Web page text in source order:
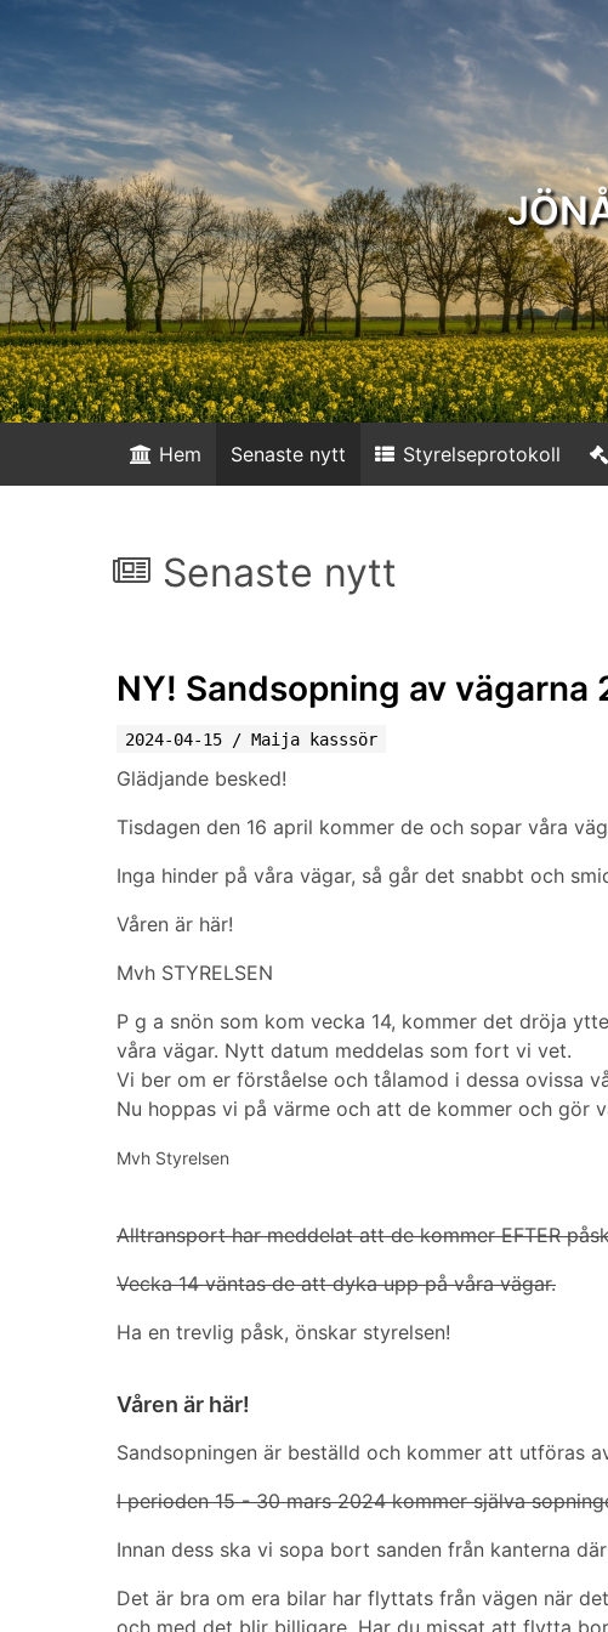
Hem Senaste nytt Styrelseprotokoll
Senaste nytt
NY! Sandsopning av vägarna
2024-04-15 / Maija kasssör
Glädjande besked!
Tisdagen den 16 april kommer de och sopar våra
Inga hinder på våra vägar, så går det snabbt och
Våren är här!
Mvh STYRELSEN
P g a snön som kom vecka 14, kommer det dröja
våra vägar. Nytt datum meddelas som fort vi vet.
Vi ber om er förståelse och tålamod i dessa ovissa
Nu hoppas vi på värme och att de kommer och gör
Mvh Styrelsen
Alltransport har meddelat att de kommer EFTER
Vecka 14 väntas de att dyka upp på våra vägar.
Ha en trevlig påsk, önskar styrelsen!
Våren är här!
Sandsopningen är beställd och kommer att utföras
I perioden 15 - 30 mars 2024 kommer själva
Innan dess ska vi sopa bort sanden från kanterna
Det är bra om era bilar har flyttats från vägen när
och med det blir billigare. Har du missat att flytta